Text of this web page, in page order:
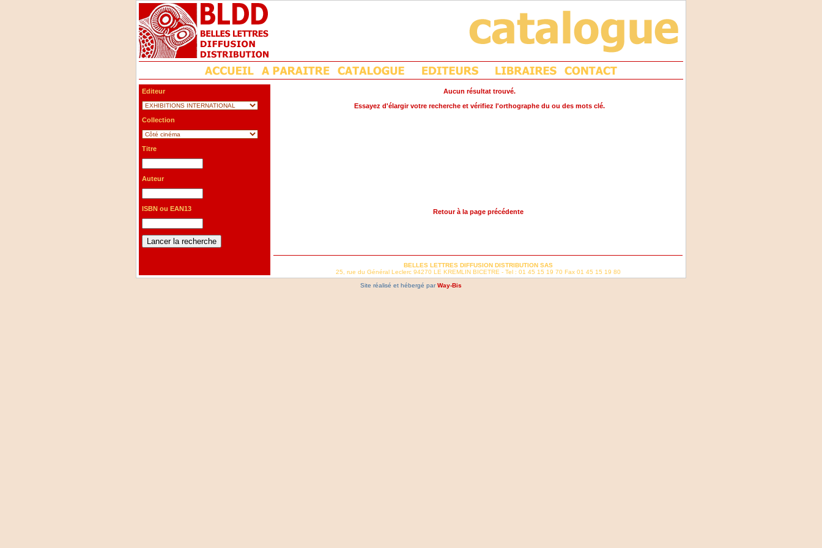
Editeur
Collection
Titre
Auteur
ISBN ou EAN13
Aucun résultat trouvé.
Essayez d'élargir votre recherche et vérifiez l'orthographe du ou des mots clé.
Retour à la page précédente
BELLES LETTRES DIFFUSION DISTRIBUTION SAS
25, rue du Général Leclerc 94270 LE KREMLIN BICETRE - Tel : 01 45 15 19 70 Fax 01 45 15 19 80
Site réalisé et hébergé parWay-Bis